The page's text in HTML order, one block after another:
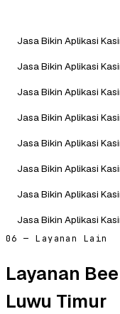
Jasa Bikin Aplikasi
Jasa Bikin Aplikasi
Jasa Bikin Aplikasi
Jasa Bikin Aplikasi
Jasa Bikin Aplikasi
Jasa Bikin Aplikasi
Jasa Bikin Aplikasi
Jasa Bikin Aplikasi
06 — Layanan Lain
Layanan
Luwu Timur